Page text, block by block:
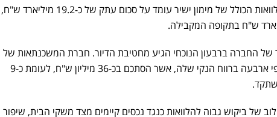
נכון לסוף חודש מרץ 2026, תיק ההלוואות הכולל של מימון ישיר עומד על סכום עתק של כ-19.2 מיליארד ש"ח,
של החברה ברבעון הנוכחי הגיע מחטיבת הדיור. חברת המשכנתאות של
מימון ישיר רשמה זינוק מטאורי של פי ארבעה ברווח הנקי שלה, אשר הסתכם בכ-36 מיליון ש"ח, לעומת כ-9
של ביקוש גבוה להלוואות כנגד נכסים קיימים מצד משקי הבית, שיפור